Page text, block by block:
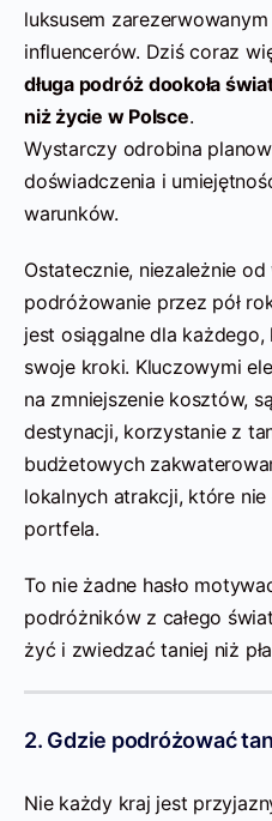
luksusem
influencerów. Dziś coraz
długa podróż dookoła
niż życie w Polsce.
Wystarczy odrobina
doświadczenia i
warunków.
Ostatecznie, niezależnie
podróżowanie przez pół
jest osiągalne dla
swoje kroki. Kluczowymi
na zmniejszenie kosztów,
destynacji, korzystanie z
budżetowych
lokalnych atrakcji, które
portfela.
To nie żadne hasło
podróżników z całego
żyć i zwiedzać taniej niż
2. Gdzie podróżować
Nie każdy kraj jest